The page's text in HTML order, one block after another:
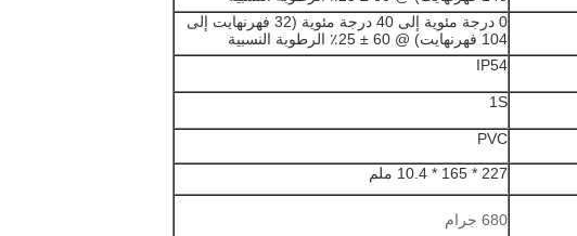
0 درجة مئوية إلى 40 درجة مئوية (32 فهرنهايت إلى
104 فهرنهايت) @ 60 ± 25٪ الرطوبة النسبية
IP54
1S
PVC
227 * 165 * 10.4 ملم
680 جرام